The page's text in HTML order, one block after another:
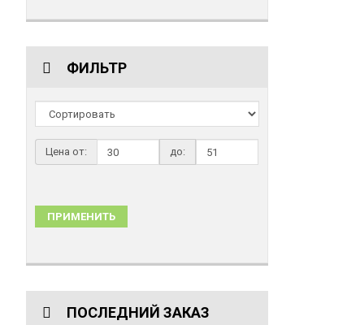
ФИЛЬТР
Цена от: до:
ПРИМЕНИТЬ
ПОСЛЕДНИЙ ЗАКАЗ